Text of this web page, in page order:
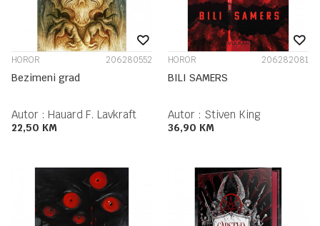
HOROR 206280552
Bezimeni grad
Autor : Hauard F. Lavkraft
22,50 KM
HOROR 206282081
BILI SAMERS
Autor : Stiven King
36,90 KM